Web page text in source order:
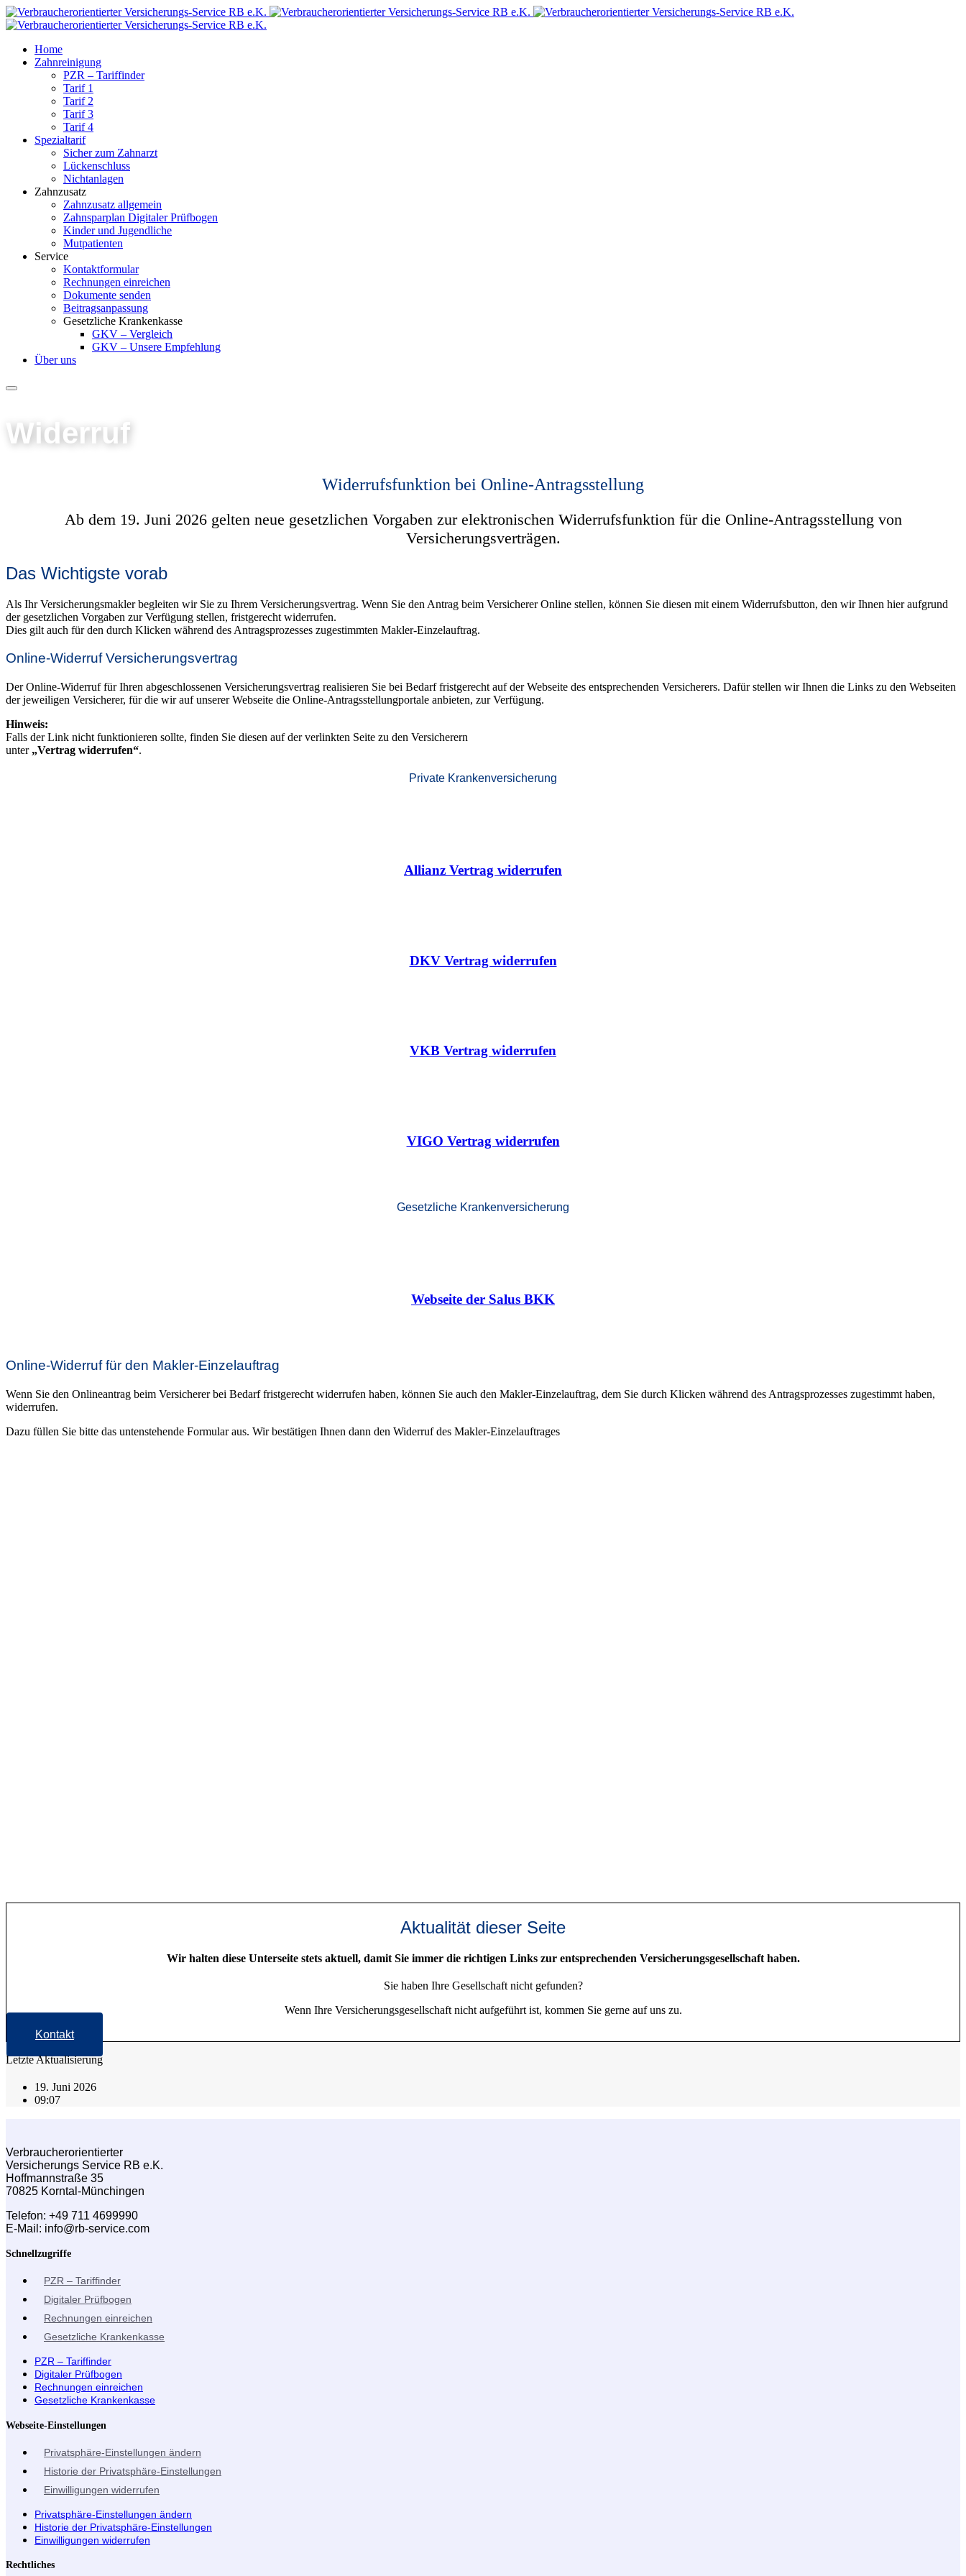
Home
Zahnreinigung
PZR – Tariffinder
Tarif 1
Tarif 2
Tarif 3
Tarif 4
Spezialtarif
Sicher zum Zahnarzt
Lückenschluss
Nichtanlagen
Zahnzusatz
Zahnzusatz allgemein
Zahnsparplan Digitaler Prüfbogen
Kinder und Jugendliche
Mutpatienten
Service
Kontaktformular
Rechnungen einreichen
Dokumente senden
Beitragsanpassung
Gesetzliche Krankenkasse
GKV – Vergleich
GKV – Unsere Empfehlung
Über uns
Widerruf
Widerrufsfunktion bei Online-Antragsstellung
Ab dem 19. Juni 2026 gelten neue gesetzlichen Vorgaben zur elektronischen Widerrufsfunktion für die Online-Antragsstellung von
Versicherungsverträgen.
Das Wichtigste vorab
Als Ihr Versicherungsmakler begleiten wir Sie zu Ihrem Versicherungsvertrag. Wenn Sie den Antrag beim Versicherer Online stellen, können Sie diesen mit einem Widerrufsbutton, den wir Ihnen hier aufgrund
der gesetzlichen Vorgaben zur Verfügung stellen, fristgerecht widerrufen.
Dies gilt auch für den durch Klicken während des Antragsprozesses zugestimmten Makler-Einzelauftrag.
Online-Widerruf Versicherungsvertrag
Der Online-Widerruf für Ihren abgeschlossenen Versicherungsvertrag realisieren Sie bei Bedarf fristgerecht auf der Webseite des entsprechenden Versicherers. Dafür stellen wir Ihnen die Links zu den Webseiten
der jeweiligen Versicherer, für die wir auf unserer Webseite die Online-Antragsstellungportale anbieten, zur Verfügung.
Hinweis:
Falls der Link nicht funktionieren sollte, finden Sie diesen auf der verlinkten Seite zu den Versicherern
unter „Vertrag widerrufen“.
Private Krankenversicherung
Allianz Vertrag widerrufen
DKV Vertrag widerrufen
VKB Vertrag widerrufen
VIGO Vertrag widerrufen
Gesetzliche Krankenversicherung
Webseite der Salus BKK
Online-Widerruf für den Makler-Einzelauftrag
Wenn Sie den Onlineantrag beim Versicherer bei Bedarf fristgerecht widerrufen haben, können Sie auch den Makler-Einzelauftrag, dem Sie durch Klicken während des Antragsprozesses zugestimmt haben,
widerrufen.
Dazu füllen Sie bitte das untenstehende Formular aus. Wir bestätigen Ihnen dann den Widerruf des Makler-Einzelauftrages
Aktualität dieser Seite
Wir halten diese Unterseite stets aktuell, damit Sie immer die richtigen Links zur entsprechenden Versicherungsgesellschaft haben.
Sie haben Ihre Gesellschaft nicht gefunden?
Wenn Ihre Versicherungsgesellschaft nicht aufgeführt ist, kommen Sie gerne auf uns zu.
Kontakt
Letzte Aktualisierung
19. Juni 2026
09:07
Verbraucherorientierter
Versicherungs Service RB e.K.
Hoffmannstraße 35
70825 Korntal-Münchingen
Telefon: +49 711 4699990
E-Mail: info@rb-service.com
Schnellzugriffe
PZR – Tariffinder
Digitaler Prüfbogen
Rechnungen einreichen
Gesetzliche Krankenkasse
PZR – Tariffinder
Digitaler Prüfbogen
Rechnungen einreichen
Gesetzliche Krankenkasse
Webseite-Einstellungen
Privatsphäre-Einstellungen ändern
Historie der Privatsphäre-Einstellungen
Einwilligungen widerrufen
Privatsphäre-Einstellungen ändern
Historie der Privatsphäre-Einstellungen
Einwilligungen widerrufen
Rechtliches